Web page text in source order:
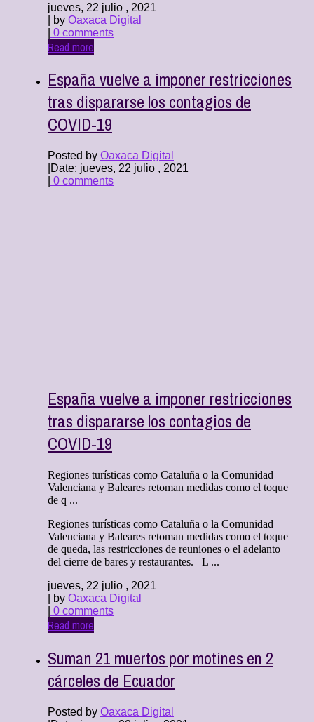
jueves, 22 julio , 2021
| by Oaxaca Digital
0 comments
Read more
España vuelve a imponer restricciones
tras dispararse los contagios de
COVID-19
Posted by Oaxaca Digital
Date: jueves, 22 julio , 2021
0 comments
España vuelve a imponer restricciones
tras dispararse los contagios de
COVID-19
Regiones turísticas como Cataluña o la Comunidad
Valenciana y Baleares retoman medidas como el toque
de q ...
Regiones turísticas como Cataluña o la Comunidad
Valenciana y Baleares retoman medidas como el toque
de queda, las restricciones de reuniones o el adelanto
del cierre de bares y restaurantes. L ...
jueves, 22 julio , 2021
| by Oaxaca Digital
0 comments
Read more
Suman 21 muertos por motines en 2
cárceles de Ecuador
Posted by Oaxaca Digital